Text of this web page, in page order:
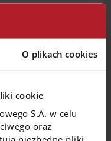
O plikach cookies
cookie
S.A. w celu
oraz
danych
Administrator
w ramach
S.A.
Ochrony
odpowiednio